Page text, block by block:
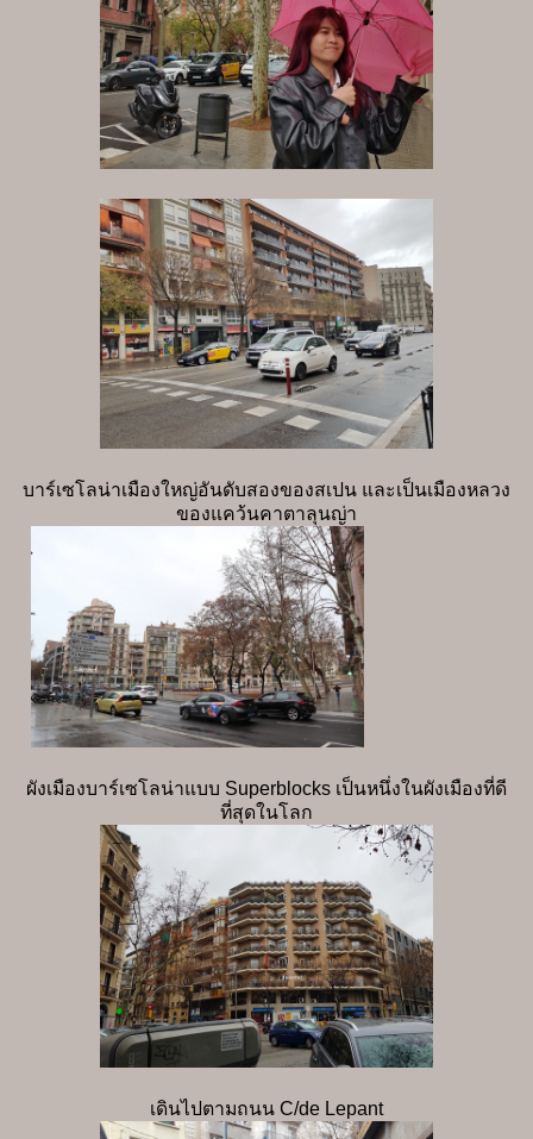
บาร์เซโลน่าเมืองใหญ่อันดับสองของสเปน และเป็นเมืองหลวง
ของแคว้นคาตาลุนญ่า
ผังเมืองบาร์เซโลน่าแบบ Superblocks เป็นหนึ่งในผังเมืองที่ดี
ที่สุดในโลก
เดินไปตามถนน C/de Lepant